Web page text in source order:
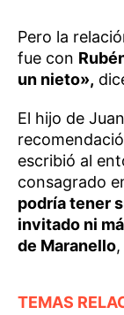
Pero la
fue con
un nieto»,
El hijo de
escribió al
consagrado
podría tener
invitado ni
de Maranello
TEMAS